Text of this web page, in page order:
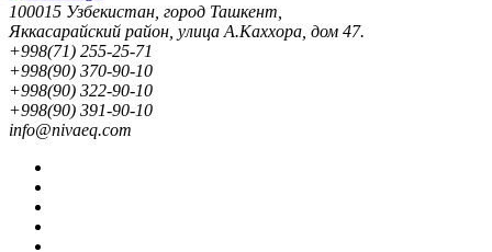
100015 Узбекистан, город Ташкент,
Яккасарайский район, улица А.Каххора, дом 47.
+998(71) 255-25-71
+998(90) 370-90-10
+998(90) 322-90-10
+998(90) 391-90-10
info@nivaeq.com